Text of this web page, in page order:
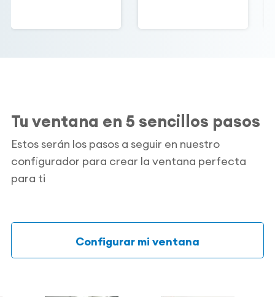
Tu ventana en 5 sencillos pasos
Estos serán los pasos a seguir en nuestro
configurador para crear la ventana perfecta
para ti
Configurar mi ventana